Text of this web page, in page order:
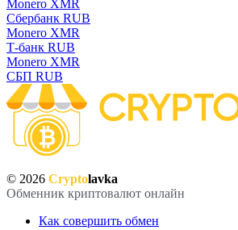
Monero XMR
Сбербанк RUB
Monero XMR
Т-банк RUB
Monero XMR
СБП RUB
© 2026 Cryptolavka
Обменник криптовалют онлайн
Как совершить обмен